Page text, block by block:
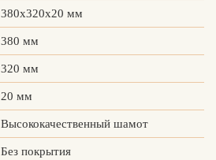
380х320х20 мм
380 мм
320 мм
20 мм
Высококачественный шамот
Без покрытия